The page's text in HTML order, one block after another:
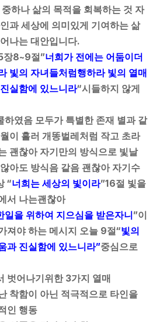
하나 삶의 목적을 회복하는 것 자
과 세상에 의미있게 기여하는 삶
나는 대안입니다.
장8~9절 ”너희가 전에는 어둠이더
빛의 자녀들처럼행하라 빛의 열매
실함에 있느니라“시들하지 않게
하였음 모두가 특별한 존재 별과 같
이 흘러 개똥벌레처럼 작고 초라
괜찮아 자기만의 방식으로 빛날
아도 방식음 같음 괜찮아 자기수
“너희는 세상의 빛이라”16절 빛을
서 나는괜찮아
일을 위하여 지으심을 받은자니 ”이
져야 하는 메시지 오늘 9절“빛의
과 진실함에 있느니라”중심으로
벗어나기위한 3가지 열매
착함이 아닌 적극적으로 타인을
인 행동